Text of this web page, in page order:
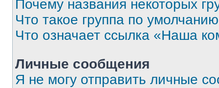
Почему названия некоторых
Что такое группа по
Что означает ссылка «Наша
Личные сообщения
Я не могу отправить личные